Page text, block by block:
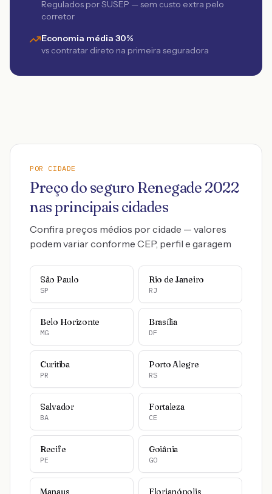
Regulados por SUSEP — sem custo extra pelo
corretor
Economia média 30%
vs contratar direto na primeira seguradora
POR CIDADE
Preço do seguro Renegade 2022
nas principais cidades
Confira preços médios por cidade — valores
podem variar conforme CEP, perfil e garagem
São Paulo
SP
Rio de Janeiro
RJ
Belo Horizonte
MG
Brasília
DF
Curitiba
PR
Porto Alegre
RS
Salvador
BA
Fortaleza
CE
Recife
PE
Goiânia
GO
Manaus Florianópolis